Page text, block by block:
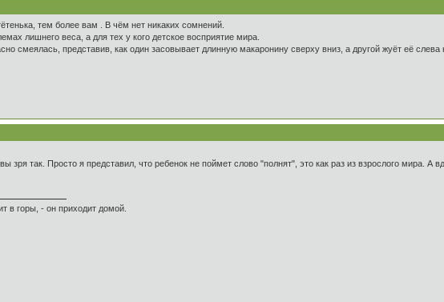
тем более вам . В чём нет никаких сомнений.
лишнего веса, а для тех у кого детское восприятие мира.
смеялась, представив, как один засовывает длинную макаронину сверху вниз, а другой жуёт её слева
зря так. Просто я представил, что ребенок не поймет слово "полнят", это как раз из взрослого мира. А
в горы, - он приходит домой.